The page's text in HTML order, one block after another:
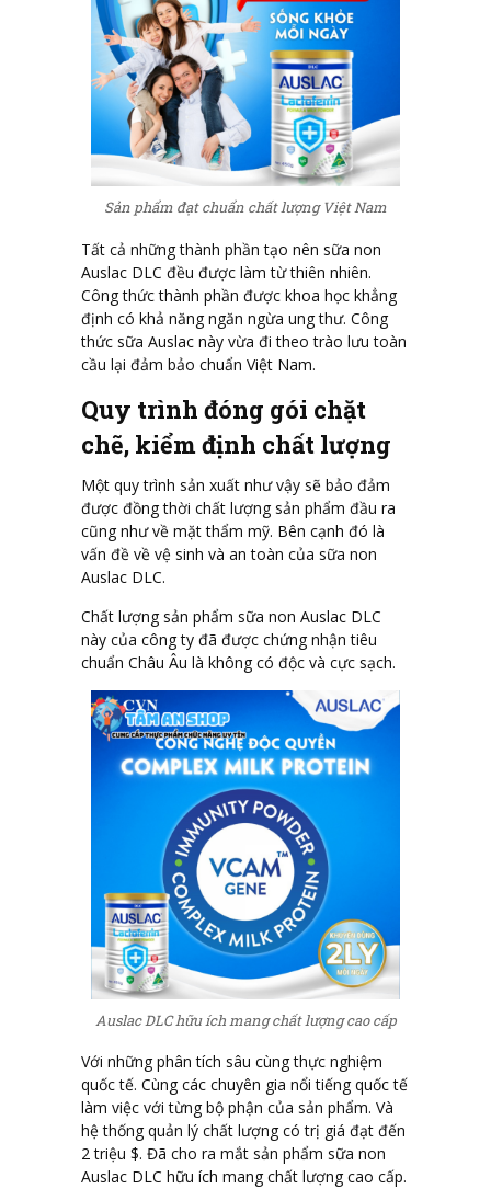
Sản phẩm đạt chuẩn chất lượng Việt Nam
Tất cả những thành phần tạo nên sữa non
Auslac DLC đều được làm từ thiên nhiên.
Công thức thành phần được khoa học khẳng
định có khả năng ngăn ngừa ung thư. Công
thức sữa Auslac này vừa đi theo trào lưu toàn
cầu lại đảm bảo chuẩn Việt Nam.
Quy trình đóng gói chặt
chẽ, kiểm định chất lượng
Một quy trình sản xuất như vậy sẽ bảo đảm
được đồng thời chất lượng sản phẩm đầu ra
cũng như về mặt thẩm mỹ. Bên cạnh đó là
vấn đề về vệ sinh và an toàn của sữa non
Auslac DLC.
Chất lượng sản phẩm sữa non Auslac DLC
này của công ty đã được chứng nhận tiêu
chuẩn Châu Âu là không có độc và cực sạch.
Auslac DLC hữu ích mang chất lượng cao cấp
Với những phân tích sâu cùng thực nghiệm
quốc tế. Cùng các chuyên gia nổi tiếng quốc tế
làm việc với từng bộ phận của sản phẩm. Và
hệ thống quản lý chất lượng có trị giá đạt đến
2 triệu $. Đã cho ra mắt sản phẩm sữa non
Auslac DLC hữu ích mang chất lượng cao cấp.